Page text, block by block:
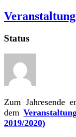
Status
Zum Jahresende
dem
2019/2020)